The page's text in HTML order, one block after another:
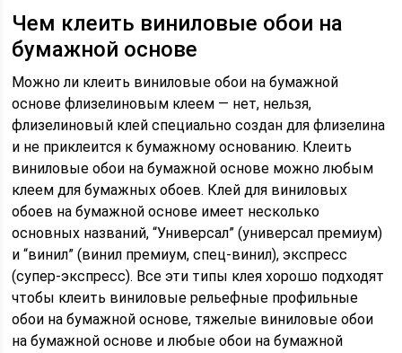
Чем клеить виниловые обои на
бумажной основе
Можно ли клеить виниловые обои на бумажной
основе флизелиновым клеем — нет, нельзя,
флизелиновый клей специально создан для флизелина
и не приклеится к бумажному основанию. Клеить
виниловые обои на бумажной основе можно любым
клеем для бумажных обоев. Клей для виниловых
обоев на бумажной основе имеет несколько
основных названий, “Универсал” (универсал премиум)
и “винил” (винил премиум, спец-винил), экспресс
(супер-экспресс). Все эти типы клея хорошо подходят
чтобы клеить виниловые рельефные профильные
обои на бумажной основе, тяжелые виниловые обои
на бумажной основе и любые обои на бумажной